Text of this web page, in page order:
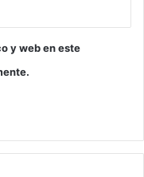
y web en este